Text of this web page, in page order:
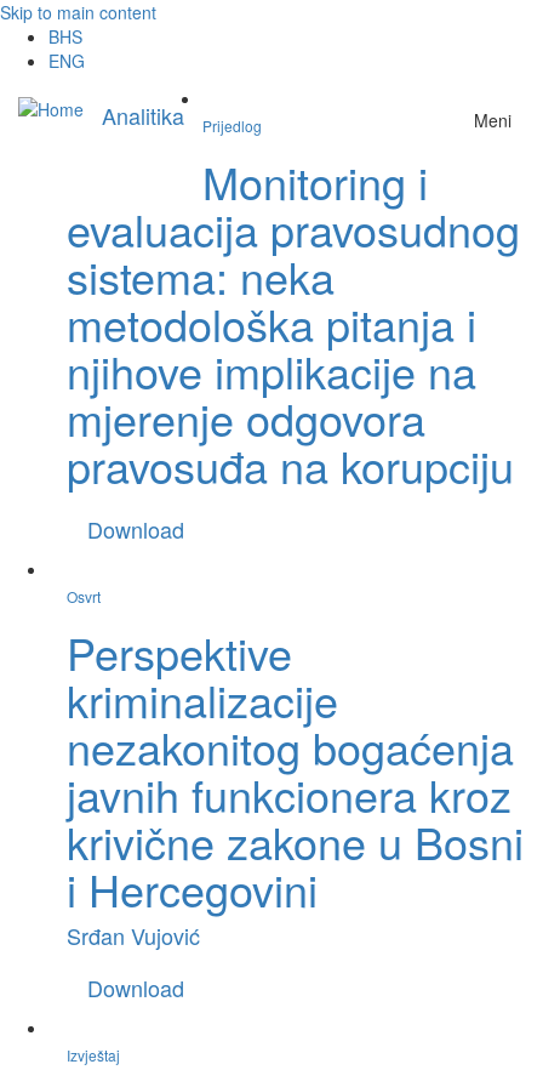
Skip to main content
BHS
ENG
Analitika Meni
Prijedlog
Monitoring i
evaluacija pravosudnog
sistema: neka
metodološka pitanja i
njihove implikacije na
mjerenje odgovora
pravosuđa na korupciju
Download
Osvrt
Perspektive
kriminalizacije
nezakonitog bogaćenja
javnih funkcionera kroz
krivične zakone u Bosni
i Hercegovini
Srđan Vujović
Download
Izvještaj